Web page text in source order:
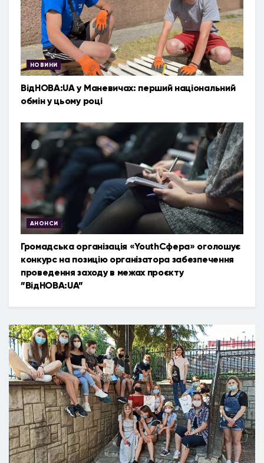
НОВИНИ
ВідНОВА:UA у Маневичах: перший національний
обмін у цьому році
АНОНСИ
Громадська організація «YouthСфера» оголошує
конкурс на позицію організатора забезпечення
проведення заходу в межах проєкту
”ВідНОВА:UA”